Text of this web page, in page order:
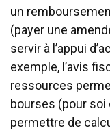
un
(payer une
servir à l’appui
exemple, l’avis
ressources
bourses (pour
permettre de